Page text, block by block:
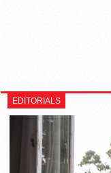
EDITORIALS